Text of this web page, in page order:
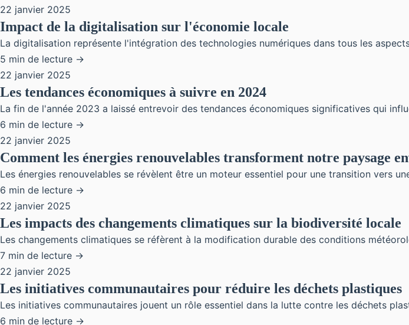
22 janvier 2025
Impact de la digitalisation sur l'économie locale
La digitalisation représente l'intégration des technologies numériques dans tous les
5 min de lecture →
22 janvier 2025
Les tendances économiques à suivre en 2024
La fin de l'année 2023 a laissé entrevoir des tendances économiques significatives qui
6 min de lecture →
22 janvier 2025
Comment les énergies renouvelables transforment notre paysage
Les énergies renouvelables se révèlent être un moteur essentiel pour une transition vers
6 min de lecture →
22 janvier 2025
Les impacts des changements climatiques sur la biodiversité locale
Les changements climatiques se réfèrent à la modification durable des conditions
7 min de lecture →
22 janvier 2025
Les initiatives communautaires pour réduire les déchets plastiques
Les initiatives communautaires jouent un rôle essentiel dans la lutte contre les déchets
6 min de lecture →